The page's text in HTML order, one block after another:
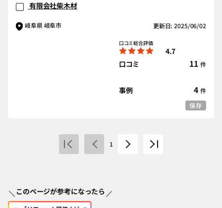
有限会社柴木材
岐阜県 岐阜市 更新日: 2025/06/02
口コミ総合評価
4.7
口コミ
11 件
事例 4 件
保存
1
このページが参考になったら